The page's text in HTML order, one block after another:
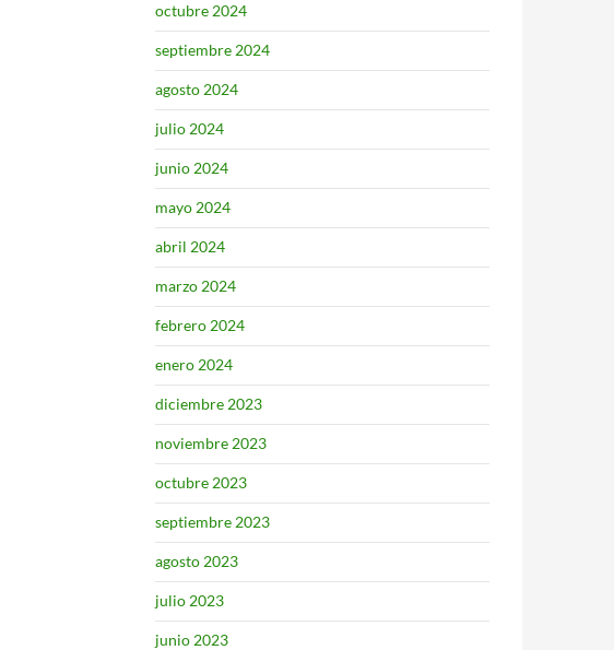
octubre 2024
septiembre 2024
agosto 2024
julio 2024
junio 2024
mayo 2024
abril 2024
marzo 2024
febrero 2024
enero 2024
diciembre 2023
noviembre 2023
octubre 2023
septiembre 2023
agosto 2023
julio 2023
junio 2023